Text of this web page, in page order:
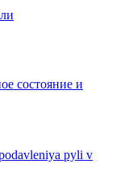
состояние и